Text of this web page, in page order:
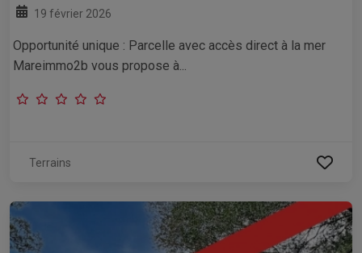
19 février 2026
Opportunité unique : Parcelle avec accès direct à la mer
Mareimmo2b vous propose à...
Terrains